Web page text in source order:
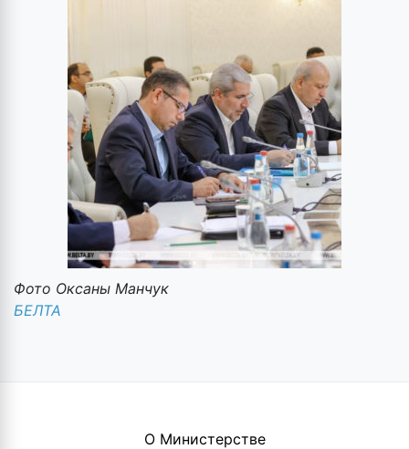
Фото Оксаны Манчук
БЕЛТА
О Министерстве